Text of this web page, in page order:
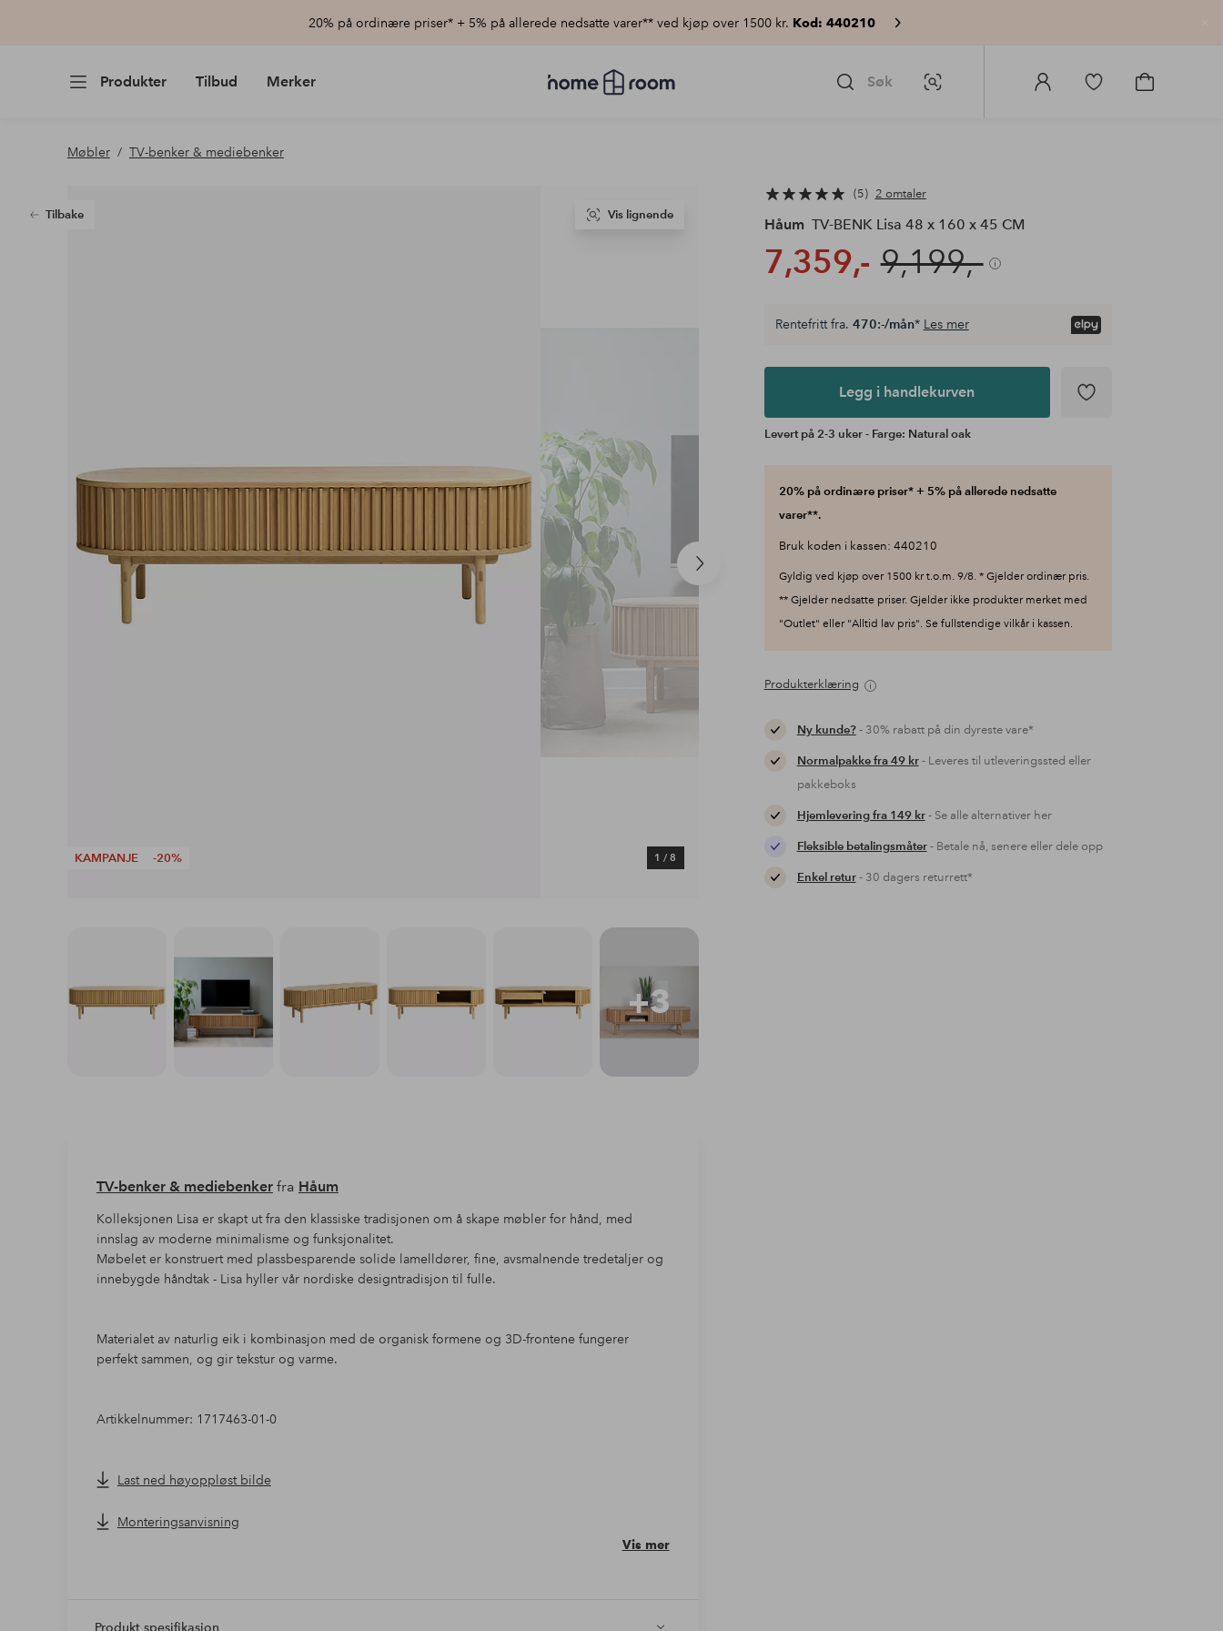
20% på ordinære priser* + 5% på allerede nedsatte varer** ved kjøp over 1500 kr. Kod: 440210
Produkter Tilbud Merker
Homeroom
–
Søk Bildesøk
Logg
Gå
Gå
Møbler TV-benker & mediebenker
Tilbake
Neste
produkt
KAMPANJE -20% 1 / 8
Vis lignende
5 2 omtaler
Håum TV-BENK Lisa 48 x 160 x 45 CM
7,359,- 9,199,-
Rentefritt fra. 470:-/mån* Les mer
Legg i handlekurven
Levert på 2-3 uker - Farge: Natural oak
20% på ordinære priser* + 5% på allerede nedsatte
varer**.
Bruk koden i kassen: 440210
Gyldig ved kjøp over 1500 kr t.o.m. 9/8. * Gjelder ordinær pris.
** Gjelder nedsatte priser. Gjelder ikke produkter merket med
"Outlet" eller "Alltid lav pris". Se fullstendige vilkår i kassen.
Produkterklæring
Ny kunde?- 30% rabatt på din dyreste vare*
Normalpakke fra 49 kr- Leveres til utleveringssted eller
pakkeboks
Hjemlevering fra 149 kr- Se alle alternativer her
Fleksible betalingsmåter- Betale nå, senere eller dele opp
Enkel retur- 30 dagers returrett*
+3
TV-benker & mediebenkerfra Håum
Kolleksjonen Lisa er skapt ut fra den klassiske tradisjonen om å skape møbler for hånd, med
innslag av moderne minimalisme og funksjonalitet.
Møbelet er konstruert med plassbesparende solide lamelldører, fine, avsmalnende tredetaljer og
innebygde håndtak - Lisa hyller vår nordiske designtradisjon til fulle.
Materialet av naturlig eik i kombinasjon med de organisk formene og 3D-frontene fungerer
perfekt sammen, og gir tekstur og varme.
Artikkelnummer: 1717463-01-0
Last ned høyoppløst bilde
Monteringsanvisning
Vis mer
Produkt spesifikasjon